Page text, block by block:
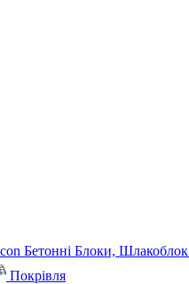
Бетонні Блоки, Шлакоблок
Покрівля